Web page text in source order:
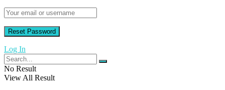
Log In
No Result
View All Result